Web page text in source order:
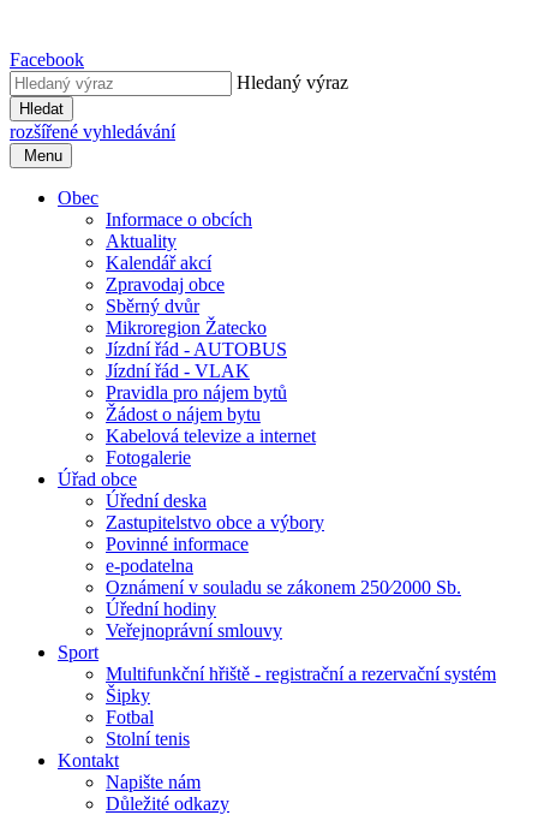
Facebook
Hledaný výraz
Hledat
rozšířené vyhledávání
Menu
Obec
Informace o obcích
Aktuality
Kalendář akcí
Zpravodaj obce
Sběrný dvůr
Mikroregion Žatecko
Jízdní řád - AUTOBUS
Jízdní řád - VLAK
Pravidla pro nájem bytů
Žádost o nájem bytu
Kabelová televize a internet
Fotogalerie
Úřad obce
Úřední deska
Zastupitelstvo obce a výbory
Povinné informace
e-podatelna
Oznámení v souladu se zákonem 250⁄2000 Sb.
Úřední hodiny
Veřejnoprávní smlouvy
Sport
Multifunkční hřiště - registrační a rezervační systém
Šipky
Fotbal
Stolní tenis
Kontakt
Napište nám
Důležité odkazy